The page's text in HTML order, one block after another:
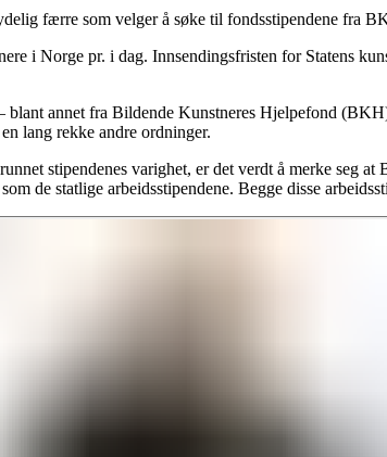
færre som velger å søke til fondsstipendene fra
i Norge pr. i dag. Innsendingsfristen for Statens
annet fra Bildende Kunstneres Hjelpefond
lang rekke andre ordninger.
stipendenes varighet, er det verdt å merke seg
de statlige arbeidsstipendene. Begge disse